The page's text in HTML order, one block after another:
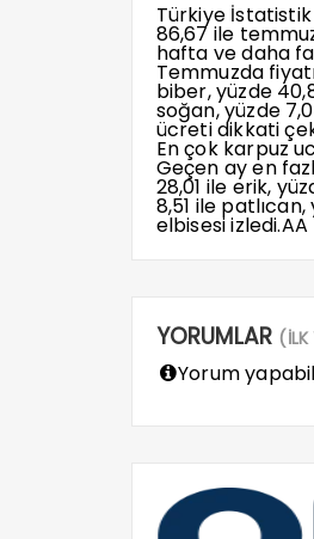
Türkiye
86,67 ile
hafta ve daha
Temmuzda
biber, yüzde
soğan, yüzde
ücreti dikkati
En çok karpuz
Geçen ay en
28,01 ile erik,
8,51 ile
elbisesi izledi.AA
YORUMLAR
Yorum